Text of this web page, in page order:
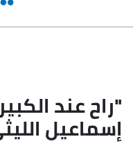
"راح عند
إسماعيل